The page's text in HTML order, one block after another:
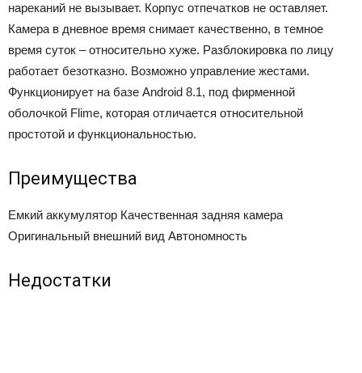
нареканий не вызывает. Корпус отпечатков не оставляет.
Камера в дневное время снимает качественно, в темное
время суток – относительно хуже. Разблокировка по лицу
работает безотказно. Возможно управление жестами.
Функционирует на базе Android 8.1, под фирменной
оболочкой Flime, которая отличается относительной
простотой и функциональностью.
Преимущества
Емкий аккумулятор Качественная задняя камера
Оригинальный внешний вид Автономность
Недостатки